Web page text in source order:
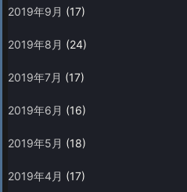
2019年9月 (17)
2019年8月 (24)
2019年7月 (17)
2019年6月 (16)
2019年5月 (18)
2019年4月 (17)